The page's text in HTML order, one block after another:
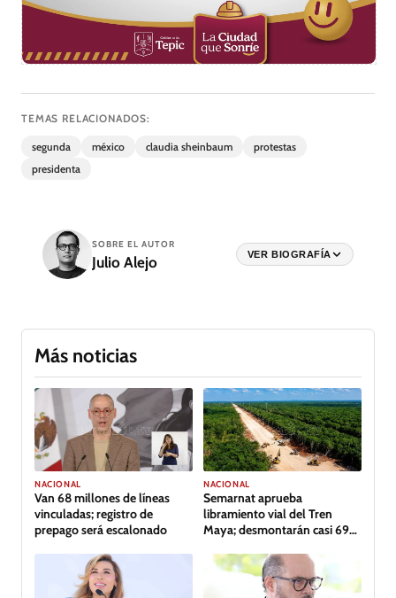
TEMAS RELACIONADOS:
segunda méxico claudia sheinbaum
protestas
presidenta
SOBRE EL AUTOR
Julio Alejo VER BIOGRAFÍA
Más noticias
NACIONAL
Van 68 millones de líneas
vinculadas; registro de
prepago será escalonado
NACIONAL
Semarnat aprueba
libramiento vial del Tren
Maya; desmontarán casi 69